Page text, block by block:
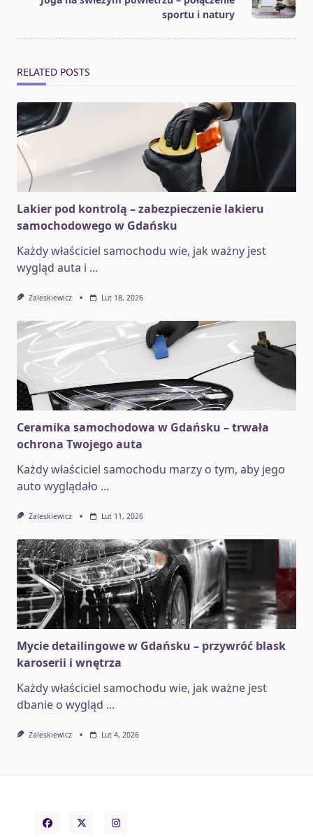
sportu i natury
RELATED POSTS
Lakier pod kontrolą – zabezpieczenie lakieru
samochodowego w Gdańsku
Każdy właściciel samochodu wie, jak ważny jest
wygląd auta i ...
Zaleskiewicz Lut 18, 2026
Ceramika samochodowa w Gdańsku – trwała
ochrona Twojego auta
Każdy właściciel samochodu marzy o tym, aby jego
auto wyglądało ...
Zaleskiewicz Lut 11, 2026
Mycie detailingowe w Gdańsku – przywróć blask
karoserii i wnętrza
Każdy właściciel samochodu wie, jak ważne jest
dbanie o wygląd ...
Zaleskiewicz Lut 4, 2026